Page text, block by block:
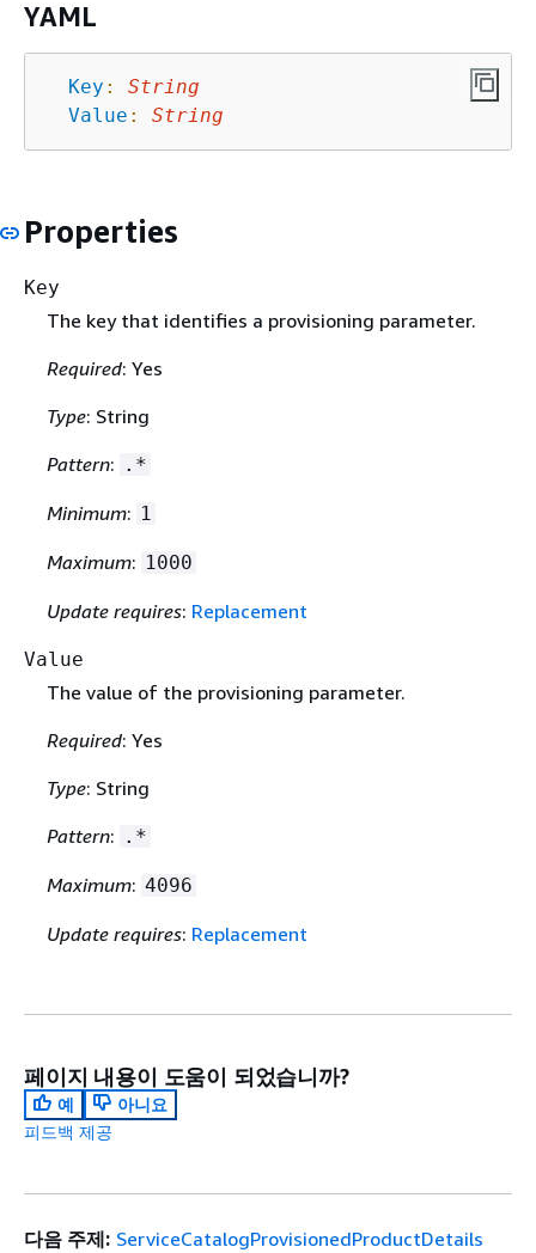
YAML
Key :
String
Value : String
Properties
Key
The key that identifies a provisioning parameter.
Required: Yes
Type: String
Pattern: .*
Minimum: 1
Maximum: 1000
Update requires: Replacement
Value
The value of the provisioning parameter.
Required: Yes
Type: String
Pattern: .*
Maximum: 4096
Update requires: Replacement
페이지 내용이 도움이 되었습니까?
예
아니요
피드백 제공
다음 주제: ServiceCatalogProvisionedProductDetails